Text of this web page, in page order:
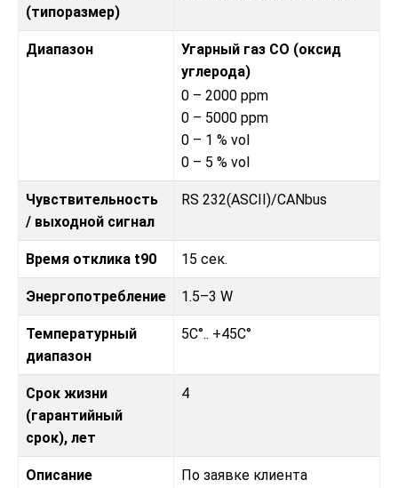
(типоразмер)
Диапазон
Угарный газ CO (оксид
углерода)
0 – 2000 ppm
0 – 5000 ppm
0 – 1 % vol
0 – 5 % vol
Чувствительность
/ выходной сигнал
RS 232(ASCII)/CANbus
Время отклика t90 15 сек.
Энергопотребление 1.5–3 W
Температурный
диапазон
5C°.. +45C°
Срок жизни
(гарантийный
срок), лет
4
Описание
По заявке клиента